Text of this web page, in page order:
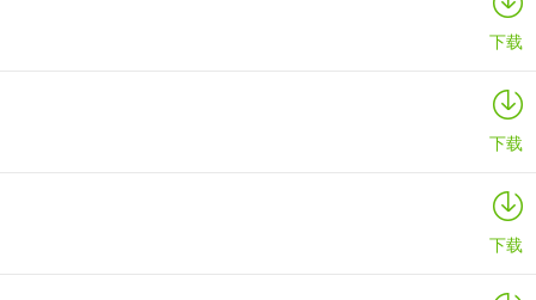
下载
下载
下载